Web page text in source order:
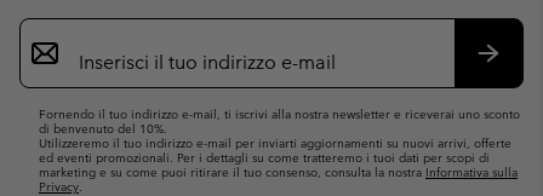
Iscrizione
e-
mail
Fornendo il tuo indirizzo e-mail, ti iscrivi alla nostra newsletter e riceverai uno sconto
di benvenuto del 10%.
Utilizzeremo il tuo indirizzo e-mail per inviarti aggiornamenti su nuovi arrivi, offerte
ed eventi promozionali. Per i dettagli su come tratteremo i tuoi dati per scopi di
marketing e su come puoi ritirare il tuo consenso, consulta la nostra Informativa sulla
Privacy.